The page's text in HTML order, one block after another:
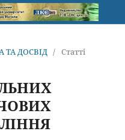
ТА ДОСВІД / Статті